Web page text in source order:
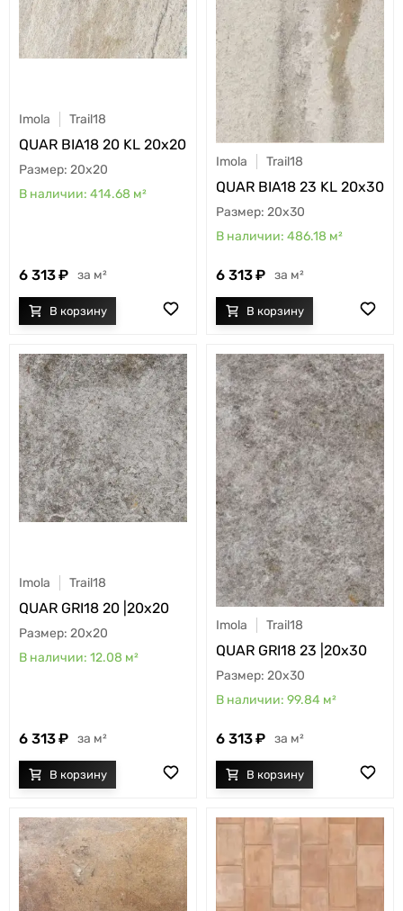
Imola Trail18
QUAR BIA18 20 KL 20x20
20x20
414.68 м²
6 313 м²
Imola Trail18
QUAR BIA18 23 KL 20x30
20x30
486.18 м²
6 313 м²
Imola Trail18
QUAR GRI18 20 |20x20
20x20
12.08 м²
6 313 м²
Imola Trail18
QUAR GRI18 23 |20x30
20x30
99.84 м²
6 313 м²